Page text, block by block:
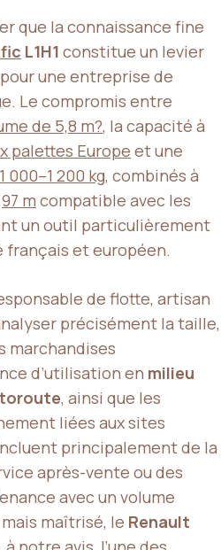
que la connaissance fine
L1H1 constitue un levier
une entreprise de
Le compromis entre
de 5,8 m?, la capacité à
palettes Europe et une
200 kg, combinés à
m compatible avec les
un outil particulièrement
et européen.
de flotte, artisan
précisément la taille,
marchandises
d’utilisation en milieu
, ainsi que les
liées aux sites
principalement de la
après-vente ou des
avec un volume
maîtrisé, le Renault